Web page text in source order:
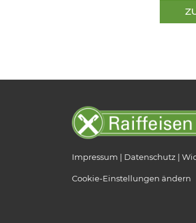
Impressum Datenschutz
Cookie-Einstellungen ändern